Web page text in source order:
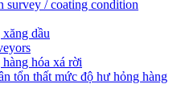
survey / coating condition
dầu
hóa xá rời
tổn thất mức độ hư hỏng hàng